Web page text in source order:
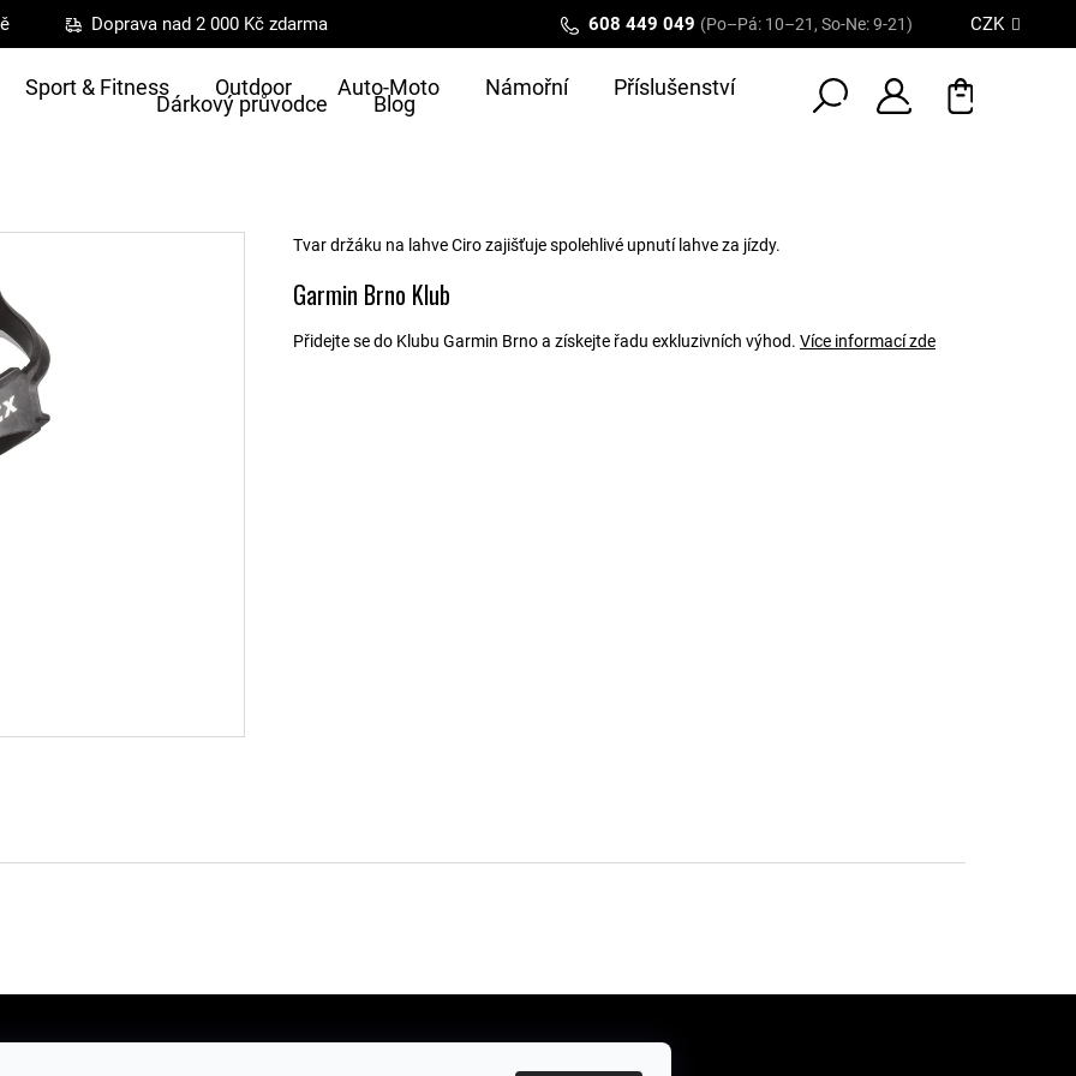
Doprava nad 2 000 Kč zdarma 608 449 049 (Po–Pá: 10–21, So-Ne: 9-21) CZK
Sport & Fitness Outdoor Auto-Moto Námořní Příslušenství
Dárkový průvodce Blog
Tvar držáku na lahve Ciro zajišťuje spolehlivé upnutí lahve za jízdy.
Garmin Brno Klub
Přidejte se do Klubu Garmin Brno a získejte řadu exkluzivních výhod. Více informací zde